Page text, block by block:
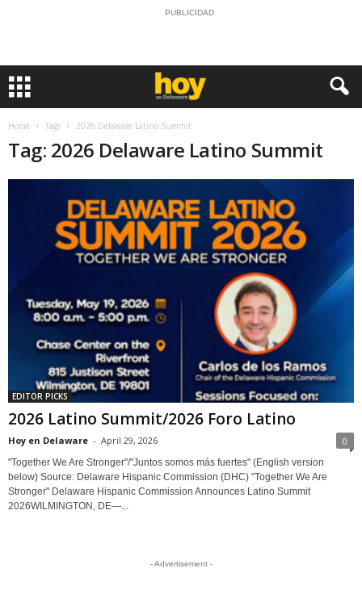
PUBLICIDAD
Home Tags 2026 Delaware Latino Summit
Tag: 2026 Delaware Latino Summit
EDITOR PICKS
2026 Latino Summit/2026 Foro Latino
Hoy en Delaware - April 29, 2026 0
"Together We Are Stronger"/"Juntos somos más fuertes" (English version
below) Source: Delaware Hispanic Commission (DHC) "Together We Are
Stronger" Delaware Hispanic Commission Announces Latino Summit
2026WILMINGTON, DE—...
- Advertisement -